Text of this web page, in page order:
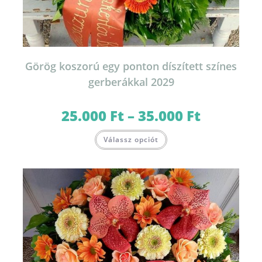
Görög koszorú egy ponton díszített színes
gerberákkal 2029
25.000 Ft–35.000 Ft25.000 Ft
Válassz opciót a
van.
A
változatok
a
termékoldalon
választhatók
ki